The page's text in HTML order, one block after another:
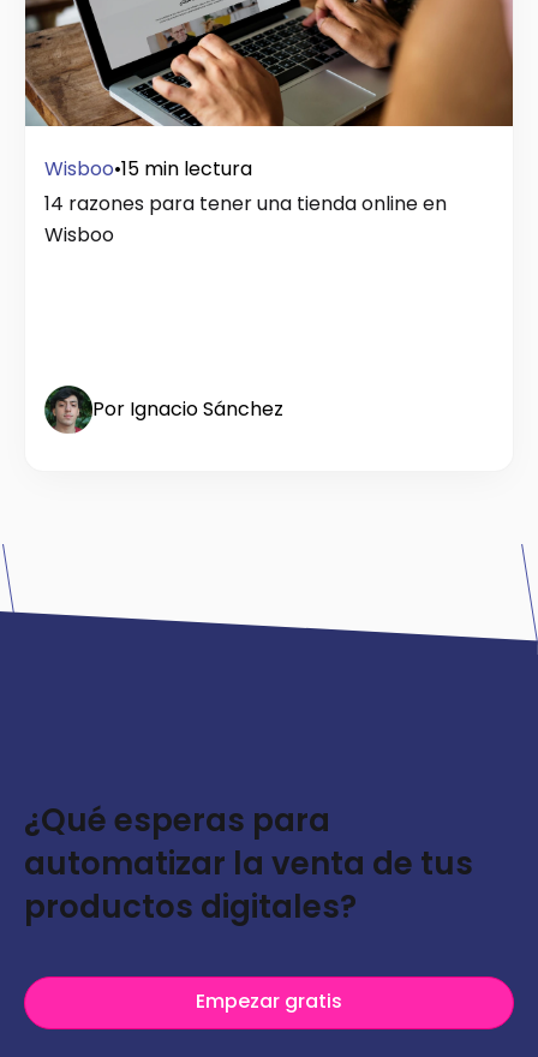
Wisboo•15 min lectura
14 razones para tener una tienda online en
Wisboo
Por Ignacio Sánchez
¿Qué esperas para
automatizar la venta de tus
productos digitales?
Empezar gratis